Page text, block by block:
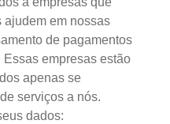
ajudem em nossas
de pagamentos
empresas estão
apenas se
serviços a nós.
dados: